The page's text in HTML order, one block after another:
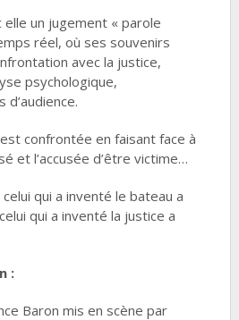
un jugement « parole
réel, où ses souvenirs
avec la justice,
psychologique,
confrontée en faisant face à
et l’accusée d’être victime…
qui a inventé le bateau a
qui a inventé la justice a
:
Baron mis en scène par